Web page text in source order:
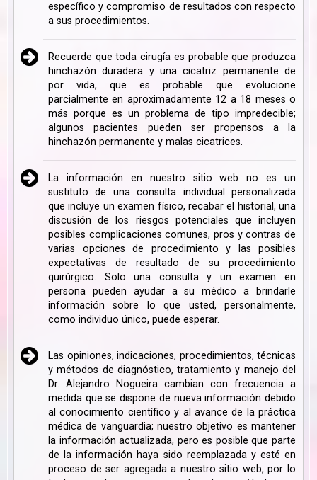
específico y compromiso de resultados con respecto
a sus procedimientos.
Recuerde que toda cirugía es probable que produzca
hinchazón duradera y una cicatriz permanente de
por vida, que es probable que evolucione
parcialmente en aproximadamente 12 a 18 meses o
más porque es un problema de tipo impredecible;
algunos pacientes pueden ser propensos a la
hinchazón permanente y malas cicatrices.
La información en nuestro sitio web no es un
sustituto de una consulta individual personalizada
que incluye un examen físico, recabar el historial, una
discusión de los riesgos potenciales que incluyen
posibles complicaciones comunes, pros y contras de
varias opciones de procedimiento y las posibles
expectativas de resultado de su procedimiento
quirúrgico. Solo una consulta y un examen en
persona pueden ayudar a su médico a brindarle
información sobre lo que usted, personalmente,
como individuo único, puede esperar.
Las opiniones, indicaciones, procedimientos, técnicas
y métodos de diagnóstico, tratamiento y manejo del
Dr. Alejandro Nogueira cambian con frecuencia a
medida que se dispone de nueva información debido
al conocimiento científico y al avance de la práctica
médica de vanguardia; nuestro objetivo es mantener
la información actualizada, pero es posible que parte
de la información haya sido reemplazada y esté en
proceso de ser agregada a nuestro sitio web, por lo